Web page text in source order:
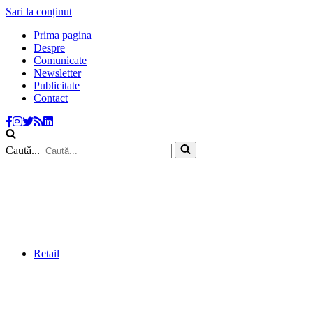
Sari la conținut
Prima pagina
Despre
Comunicate
Newsletter
Publicitate
Contact
Caută...
Retail